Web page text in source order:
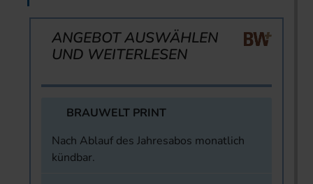
ANGEBOT AUSWÄHLEN
UND WEITERLESEN
BRAUWELT PRINT
Nach Ablauf des Jahresabos monatlich
kündbar.